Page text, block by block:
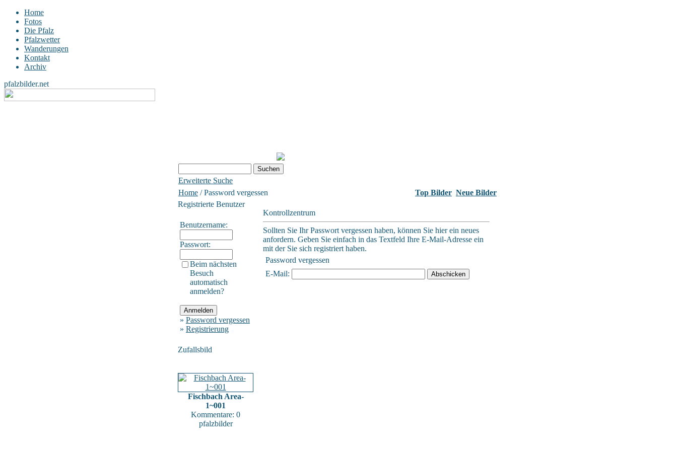
Home
Fotos
Die Pfalz
Pfalzwetter
Wanderungen
Kontakt
Archiv
pfalzbilder.net
Erweiterte Suche
Home / Password vergessen Top Bilder Neue Bilder
Registrierte Benutzer
Benutzername:
Passwort:
Beim nächsten
Besuch
automatisch
anmelden?
» Password vergessen
» Registrierung
Zufallsbild
Fischbach Area-
1~001
Kommentare: 0
pfalzbilder
Kontrollzentrum
Sollten Sie Ihr Passwort vergessen haben, können Sie hier ein neues
anfordern. Geben Sie einfach in das Textfeld Ihre E-Mail-Adresse ein
mit der Sie sich registriert haben.
Password vergessen
E-Mail: